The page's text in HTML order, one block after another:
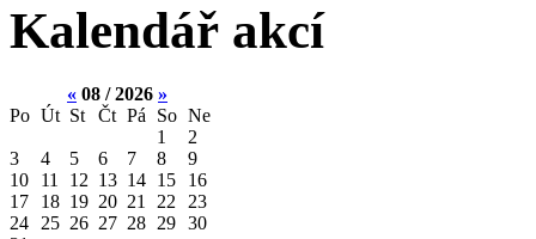
Kalendář akcí
« 08 / 2026 »
Po Út St Čt Pá So Ne
1
2
3
4 5 6 7 8
9
10
11 12 13 14 15
16
17
18 19 20 21 22
23
24
25 26 27 28 29 30